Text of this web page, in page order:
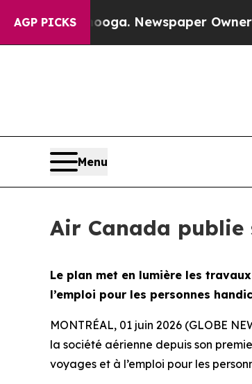
AGP PICKS
Newspaper Owner Calls the
Menu
Air Canada publie
Le plan met en lumière les
l’emploi pour les personnes
MONTRÉAL, 01 juin 2026 (GLOBE
la société aérienne depuis son
voyages et à l’emploi pour les